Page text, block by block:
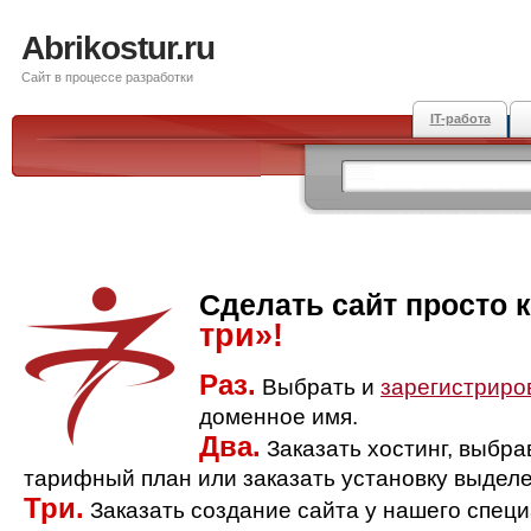
Abrikostur.ru
Сайт в процессе разработки
IT-работа
Сделать сайт просто
три»!
Раз. Выбрать и
доменное имя.
Два. Заказать хостинг,
тарифный план или заказать установку
Три. Заказать создание сайта у нашего